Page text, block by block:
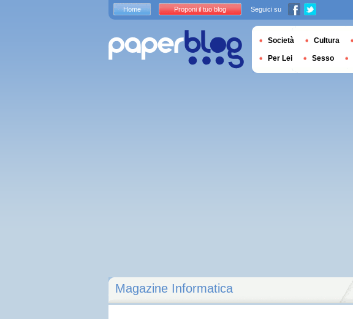
Magazine Informatica
Home Proponi il tuo blog Seguici su
Società Cultura
Per Lei Sesso